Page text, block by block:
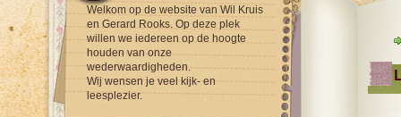
Welkom op de website van Wil Kruis
en Gerard Rooks. Op deze plek
willen we iedereen op de hoogte
houden van onze
wederwaardigheden.
Wij wensen je veel kijk- en
leesplezier.